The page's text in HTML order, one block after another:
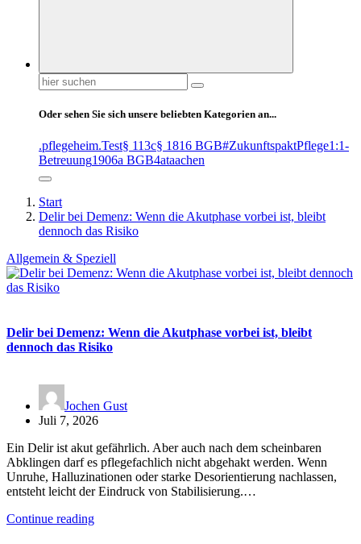
Suchen
nach:
Oder sehen Sie sich unsere beliebten Kategorien an...
.pflegeheim.Test§ 113c§ 1816 BGB#ZukunftspaktPflege1:1-
Betreuung1906a BGB4ataachen
Start
Delir bei Demenz: Wenn die Akutphase vorbei ist, bleibt
dennoch das Risiko
Allgemein & Speziell
Delir bei Demenz: Wenn die Akutphase vorbei ist, bleibt
dennoch das Risiko
Jochen Gust
Juli 7, 2026
Ein Delir ist akut gefährlich. Aber auch nach dem scheinbaren
Abklingen darf es pflegefachlich nicht abgehakt werden. Wenn
Unruhe, Halluzinationen oder starke Desorientierung nachlassen,
entsteht leicht der Eindruck von Stabilisierung.…
Continue reading